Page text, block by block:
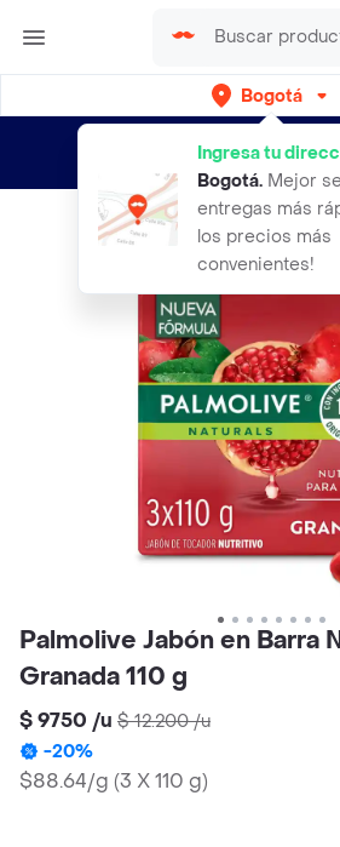
Bogotá
Ingresa tu
Bogotá. Mejor
entregas más
los precios más
convenientes!
envíos gratis por semanas
Palmolive Jabón en Barra
Granada 110 g
$ 9750 /u $ 12.200/u
-20%
$88.64/g (3 X 110 g)